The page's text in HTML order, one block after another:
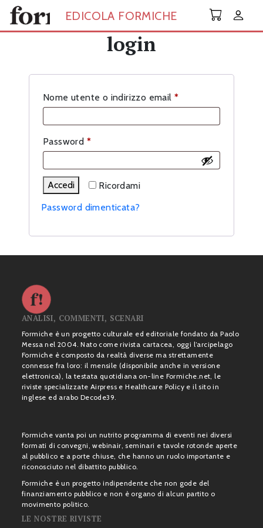
Skip to main content
EDICOLA FORMICHE
login
Nome utente o indirizzo email *Richiesto
Password *Richiesto
Ricordami
Accedi
Password dimenticata?
ANALISI, COMMENTI, SCENARI
Formiche è un progetto culturale ed editoriale fondato da Paolo
Messa nel 2004. Nato come rivista cartacea, oggi l’arcipelago
Formiche è composto da realtà diverse ma strettamente
connesse fra loro: il mensile (disponibile anche in versione
elettronica), la testata quotidiana on-line Formiche.net, le
riviste specializzate Airpress e Healthcare Policy e il sito in
inglese ed arabo Decode39.
Formiche vanta poi un nutrito programma di eventi nei diversi
formati di convegni, webinair, seminari e tavole rotonde aperte
al pubblico e a porte chiuse, che hanno un ruolo importante e
riconosciuto nel dibattito pubblico.
Formiche è un progetto indipendente che non gode del
finanziamento pubblico e non è organo di alcun partito o
movimento politico.
LE NOSTRE RIVISTE